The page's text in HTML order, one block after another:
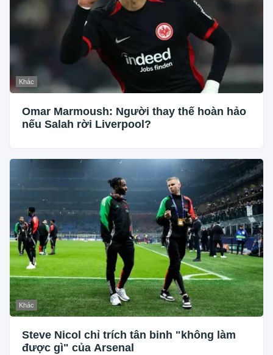
Khác
Omar Marmoush: Người thay thế hoàn hảo
nếu Salah rời Liverpool?
Khác
Steve Nicol chỉ trích tân binh "không làm
được gì" của Arsenal